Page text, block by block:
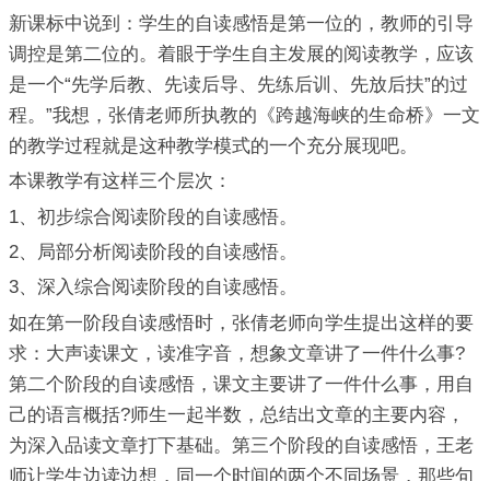
新课标中说到：学生的自读感悟是第一位的，教师的引导
调控是第二位的。着眼于学生自主发展的阅读教学，应该
是一个“先学后教、先读后导、先练后训、先放后扶”的过
程。”我想，张倩老师所执教的《跨越海峡的生命桥》一文
的教学过程就是这种教学模式的一个充分展现吧。
本课教学有这样三个层次：
1、初步综合阅读阶段的自读感悟。
2、局部分析阅读阶段的自读感悟。
3、深入综合阅读阶段的自读感悟。
如在第一阶段自读感悟时，张倩老师向学生提出这样的要
求：大声读课文，读准字音，想象文章讲了一件什么事?
第二个阶段的自读感悟，课文主要讲了一件什么事，用自
己的语言概括?师生一起半数，总结出文章的主要内容，
为深入品读文章打下基础。第三个阶段的自读感悟，王老
师让学生边读边想，同一个时间的两个不同场景，那些句